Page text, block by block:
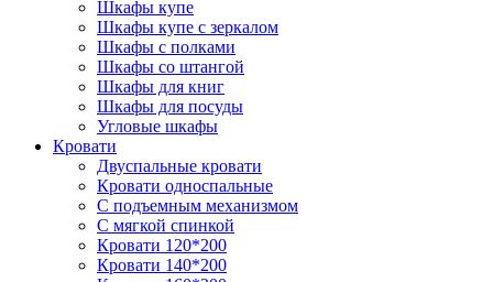
Шкафы купе
Шкафы купе с зеркалом
Шкафы с полками
Шкафы со штангой
Шкафы для книг
Шкафы для посуды
Угловые шкафы
Кровати
Двуспальные кровати
Кровати односпальные
С подъемным механизмом
С мягкой спинкой
Кровати 120*200
Кровати 140*200